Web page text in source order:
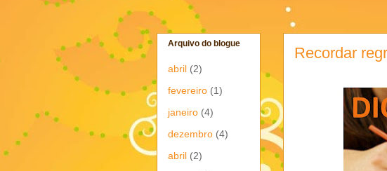
Recordar
Arquivo do blogue
abril (2)
fevereiro (1)
janeiro (4)
dezembro (4)
abril (2)